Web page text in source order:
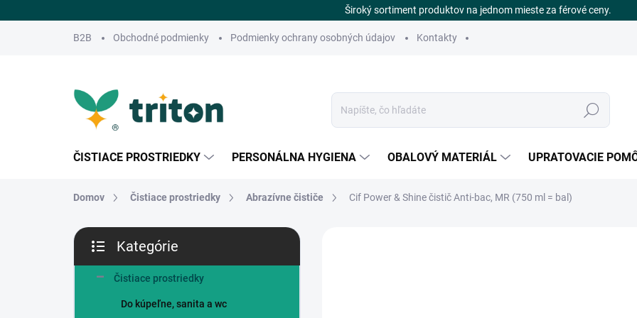
na
Široký sortiment produktov na jednom mieste za férové ceny.
B2B Obchodné podmienky Podmienky ochrany osobných údajov Kontakty
Hľadať
ČISTIACE PROSTRIEDKY PERSONÁLNA HYGIENA OBALOVÝ MATERIÁL UPRATOVACIE
Domov Čistiace prostriedky Abrazívne čističe Cif Power & Shine čistič Anti-bac, MR (750 ml = bal)
B
č
kategórie
Kategórie
Čistiace prostriedky
Do kúpeľne, sanita a wc